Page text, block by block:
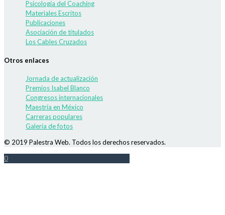
Psicología del Coaching
Materiales Escritos
Publicaciones
Asociación de titulados
Los Cables Cruzados
Otros enlaces
Jornada de actualización
Premios Isabel Blanco
Congresos internacionales
Maestría en México
Carreras populares
Galería de fotos
© 2019 Palestra Web. Todos los derechos reservados.
0